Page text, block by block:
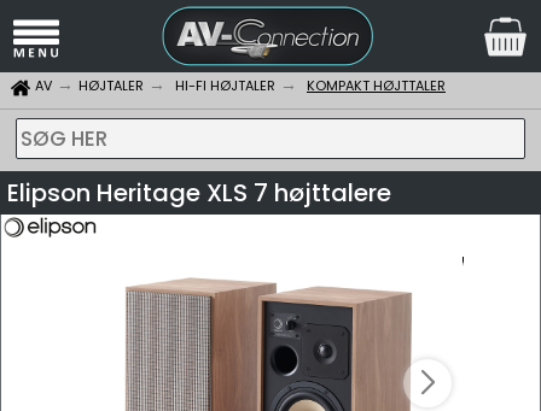
AV HØJTALER HI-FI HØJTALER KOMPAKT HØJTTALER
SØG HER
Elipson Heritage XLS 7 højttalere